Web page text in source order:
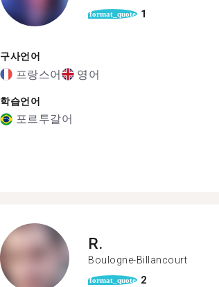
format_quote 1
구사언어
프랑스어 영어
학습언어
포르투갈어
R.
Boulogne-Billancourt
format_quote 2